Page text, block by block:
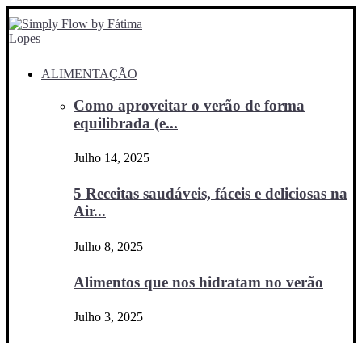
ALIMENTAÇÃO
Como aproveitar o verão de forma
equilibrada (e...
Julho 14, 2025
5 Receitas saudáveis, fáceis e deliciosas na
Air...
Julho 8, 2025
Alimentos que nos hidratam no verão
Julho 3, 2025